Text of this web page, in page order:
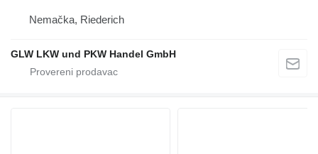
Nemačka, Riederich
GLW LKW und PKW Handel GmbH